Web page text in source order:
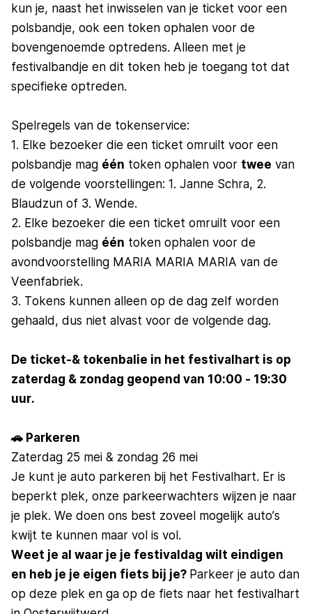
kun je, naast het inwisselen van je ticket voor een
polsbandje, ook een token ophalen voor de
bovengenoemde optredens. Alleen met je
festivalbandje en dit token heb je toegang tot dat
specifieke optreden.
Spelregels van de tokenservice:
1. Elke bezoeker die een ticket omruilt voor een
polsbandje mag één token ophalen voor twee van
de volgende voorstellingen: 1. Janne Schra, 2.
Blaudzun of 3. Wende.
2. Elke bezoeker die een ticket omruilt voor een
polsbandje mag één token ophalen voor de
avondvoorstelling MARIA MARIA MARIA van de
Veenfabriek.
3. Tokens kunnen alleen op de dag zelf worden
gehaald, dus niet alvast voor de volgende dag.
De ticket-& tokenbalie in het festivalhart is op
zaterdag & zondag geopend van 10:00 - 19:30
uur.
🚗 Parkeren
Zaterdag 25 mei & zondag 26 mei
Je kunt je auto parkeren bij het Festivalhart. Er is
beperkt plek, onze parkeerwachters wijzen je naar
je plek. We doen ons best zoveel mogelijk auto’s
kwijt te kunnen maar vol is vol.
Weet je al waar je je festivaldag wilt eindigen
en heb je je eigen fiets bij je? Parkeer je auto dan
op deze plek en ga op de fiets naar het festivalhart